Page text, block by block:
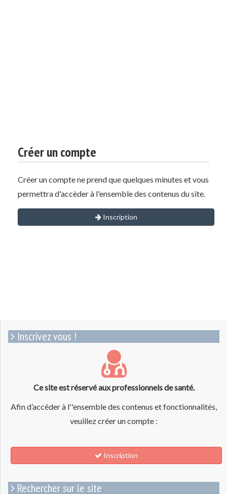
Créer un compte
Créer un compte ne prend que quelques minutes et vous
permettra d'accèder à l'ensemble des contenus du site.
Inscription
Inscrivez vous !
Ce site est réservé aux professionnels de santé.
Afin d’accéder à l''ensemble des contenus et fonctionnalités,
veuillez créer un compte :
Inscription
Rechercher sur le site